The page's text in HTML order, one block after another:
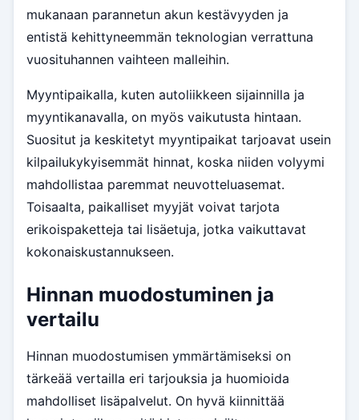
mukanaan parannetun akun kestävyyden ja
entistä kehittyneemmän teknologian verrattuna
vuosituhannen vaihteen malleihin.
Myyntipaikalla, kuten autoliikkeen sijainnilla ja
myyntikanavalla, on myös vaikutusta hintaan.
Suositut ja keskitetyt myyntipaikat tarjoavat usein
kilpailukykyisemmät hinnat, koska niiden volyymi
mahdollistaa paremmat neuvotteluasemat.
Toisaalta, paikalliset myyjät voivat tarjota
erikoispaketteja tai lisäetuja, jotka vaikuttavat
kokonaiskustannukseen.
Hinnan muodostuminen ja
vertailu
Hinnan muodostumisen ymmärtämiseksi on
tärkeää vertailla eri tarjouksia ja huomioida
mahdolliset lisäpalvelut. On hyvä kiinnittää